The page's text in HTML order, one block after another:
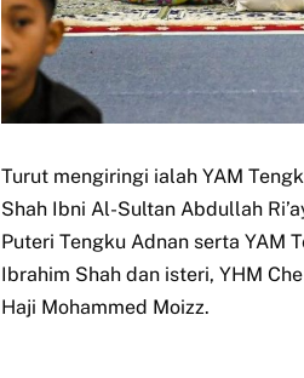
Turut mengiringi ialah YAM
Shah Ibni Al-Sultan Abdullah
Puteri Tengku Adnan serta YAM
Ibrahim Shah dan isteri, YHM
Haji Mohammed Moizz.